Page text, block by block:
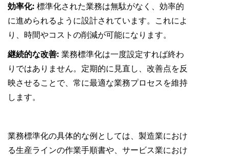
効率化: 標準化された業務は無駄がなく、効率的
に進められるように設計されています。これによ
り、時間やコストの削減が可能になります。
継続的な改善: 業務標準化は一度設定すれば終わ
りではありません。定期的に見直し、改善点を反
映させることで、常に最適な業務プロセスを維持
します。
業務標準化の具体的な例としては、製造業におけ
る生産ラインの作業手順書や、サービス業におけ